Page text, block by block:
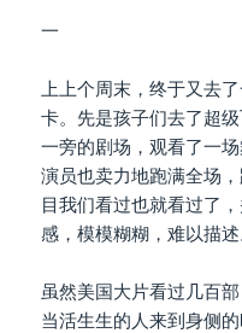
一
上上个周末，终于又去
卡。先是孩子们去了超
一旁的剧场，观看了一
演员也卖力地跑满全场
目我们看过也就看过了
感，模模糊糊，难以描述
虽然美国大片看过几百
当活生生的人来到身侧